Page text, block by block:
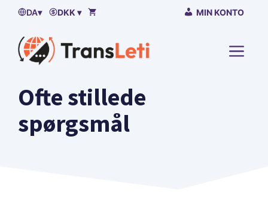
Spring
indhold
DA▾ DKK ▾ MIN KONTO
MENU
Ofte stillede
spørgsmål